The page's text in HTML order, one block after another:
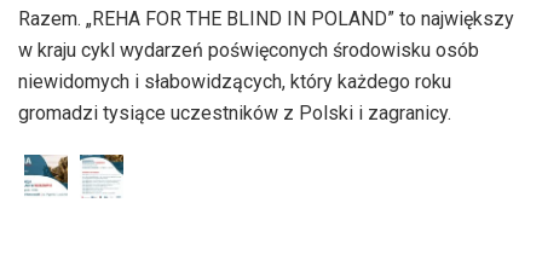
Razem. „REHA FOR THE BLIND IN POLAND” to największy
w kraju cykl wydarzeń poświęconych środowisku osób
niewidomych i słabowidzących, który każdego roku
gromadzi tysiące uczestników z Polski i zagranicy.